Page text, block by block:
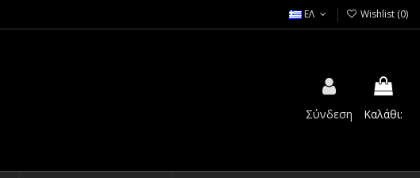
ΕΛ Wishlist (0)
Σύνδεση Καλάθι: